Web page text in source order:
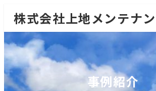
株式会社上地メンテナ
事例紹介